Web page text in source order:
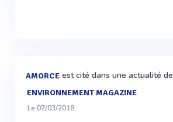
AMORCE est cité dans une actualité de
ENVIRONNEMENT MAGAZINE
Le 07/03/2018